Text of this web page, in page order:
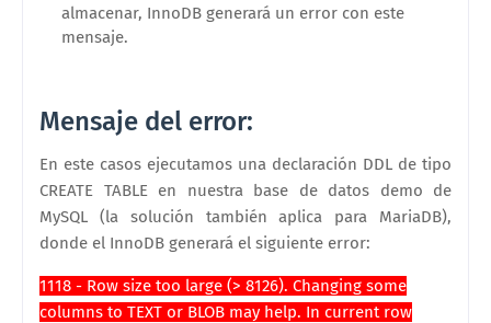
almacenar, InnoDB generará un error con este
mensaje.
Mensaje del error:
En este casos ejecutamos una declaración DDL de tipo
CREATE TABLE en nuestra base de datos demo de
MySQL (la solución también aplica para MariaDB),
donde el InnoDB generará el siguiente error:
1118 - Row size too large (> 8126). Changing some
columns to TEXT or BLOB may help. In current row